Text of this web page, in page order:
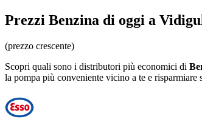
Prezzi Benzina di oggi a
(prezzo crescente)
Scopri quali sono i distributori più economici di
la pompa più conveniente vicino a te e risparmiare